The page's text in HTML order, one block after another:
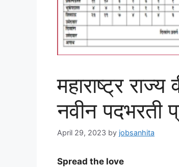
महाराष्ट्र
नवीन पदभरती
April 29, 2023 by jobsanhita
Spread the love